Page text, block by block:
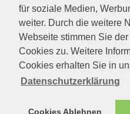
für soziale Medien,
weiter. Durch die weitere
Webseite stimmen Sie
Cookies zu. Weitere
Cookies erhalten Sie in
Datenschutzerklärung
Cookies Ablehnen
Haftungsausschluss /